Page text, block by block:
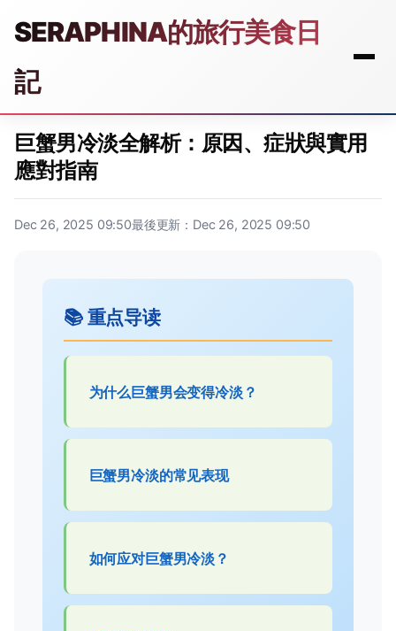
SERAPHINA的旅行美食日
記
巨蟹男冷淡全解析：原因、症狀與實用
應對指南
Dec 26, 2025 09:50最後更新：Dec 26, 2025 09:50
📚 重点导读
为什么巨蟹男会变得冷淡？
巨蟹男冷淡的常见表现
如何应对巨蟹男冷淡？